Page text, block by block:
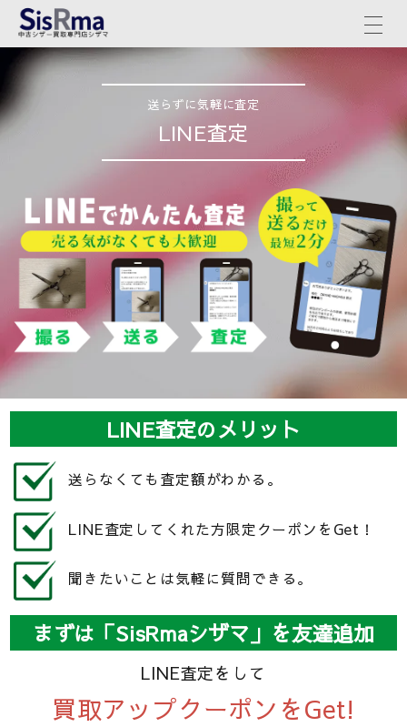
送らずに気軽に査定
LINE査定
LINE査定のメリット
送らなくても査定額がわかる。
LINE査定してくれた方限定クーポンをGet！
聞きたいことは気軽に質問できる。
まずは「SisRmaシザマ」を友達追加
LINE査定をして
買取アップクーポンをGet!